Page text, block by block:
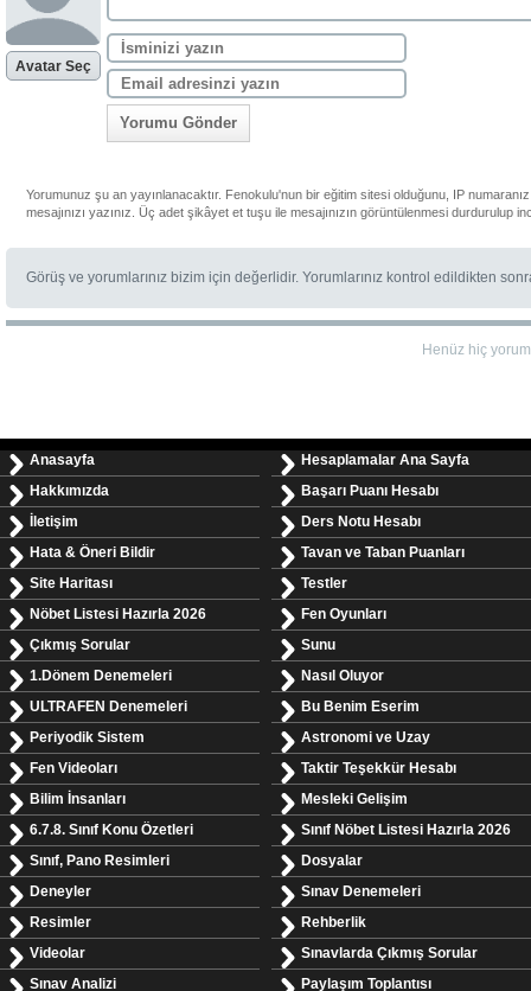
Avatar Seç
Yorumu Gönder
Yorumunuz şu an yayınlanacaktır. Fenokulu'nun bir eğitim sitesi olduğunu, IP
mesajınızı yazınız. Üç adet şikâyet et tuşu ile mesajınızın görüntülenmesi durdurulup
Görüş ve yorumlarınız bizim için değerlidir. Yorumlarınız kontrol edildikten
Henüz hiç yorum
Anasayfa
Hakkımızda
İletişim
Hata & Öneri Bildir
Site Haritası
Nöbet Listesi Hazırla 2026
Çıkmış Sorular
1.Dönem Denemeleri
ULTRAFEN Denemeleri
Periyodik Sistem
Fen Videoları
Bilim İnsanları
6.7.8. Sınıf Konu Özetleri
Sınıf, Pano Resimleri
Deneyler
Resimler
Videolar
Sınav Analizi
Hesaplamalar Ana Sayfa
Başarı Puanı Hesabı
Ders Notu Hesabı
Tavan ve Taban Puanları
Testler
Fen Oyunları
Sunu
Nasıl Oluyor
Bu Benim Eserim
Astronomi ve Uzay
Taktir Teşekkür Hesabı
Mesleki Gelişim
Sınıf Nöbet Listesi Hazırla 2026
Dosyalar
Sınav Denemeleri
Rehberlik
Sınavlarda Çıkmış Sorular
Paylaşım Toplantısı